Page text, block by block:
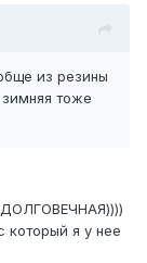
из резины
тоже
который я у нее